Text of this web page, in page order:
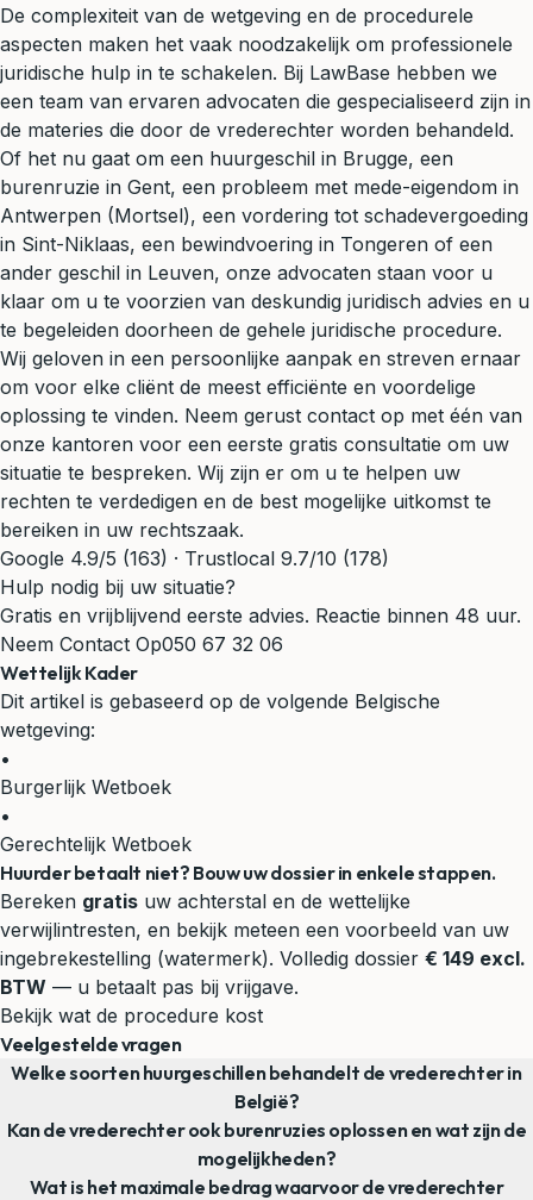
De complexiteit van de wetgeving en de procedurele
aspecten maken het vaak noodzakelijk om professionele
juridische hulp in te schakelen. Bij LawBase hebben we
een team van ervaren advocaten die gespecialiseerd zijn in
de materies die door de vrederechter worden behandeld.
Of het nu gaat om een huurgeschil in Brugge, een
burenruzie in Gent, een probleem met mede-eigendom in
Antwerpen (Mortsel), een vordering tot schadevergoeding
in Sint-Niklaas, een bewindvoering in Tongeren of een
ander geschil in Leuven, onze advocaten staan voor u
klaar om u te voorzien van deskundig juridisch advies en u
te begeleiden doorheen de gehele juridische procedure.
Wij geloven in een persoonlijke aanpak en streven ernaar
om voor elke cliënt de meest efficiënte en voordelige
oplossing te vinden. Neem gerust contact op met één van
onze kantoren voor een eerste gratis consultatie om uw
situatie te bespreken. Wij zijn er om u te helpen uw
rechten te verdedigen en de best mogelijke uitkomst te
bereiken in uw rechtszaak.
Google 4.9/5 (163) · Trustlocal 9.7/10 (178)
Hulp nodig bij uw situatie?
Gratis en vrijblijvend eerste advies. Reactie binnen 48 uur.
Neem Contact Op050 67 32 06
Wettelijk Kader
Dit artikel is gebaseerd op de volgende Belgische
wetgeving:
•
Burgerlijk Wetboek
•
Gerechtelijk Wetboek
Huurder betaalt niet? Bouw uw dossier in enkele stappen.
Bereken gratis uw achterstal en de wettelijke
verwijlintresten, en bekijk meteen een voorbeeld van uw
ingebrekestelling (watermerk). Volledig dossier € 149 excl.
BTW — u betaalt pas bij vrijgave.
Bekijk wat de procedure kost
Veelgestelde vragen
Welke soorten huurgeschillen behandelt de vrederechter in
België?
Kan de vrederechter ook burenruzies oplossen en wat zijn de
mogelijkheden?
Wat is het maximale bedrag waarvoor de vrederechter